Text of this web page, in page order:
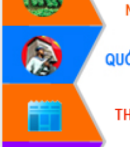
Xây dựng nông thôn mới: Nâng cao đời
sống người dân từ những mô hình thiết
thực
Quyết liệt tháo gỡ vướng mắc, đẩy
nhanh tiến độ các dự án trọng điểm
trong Khu kinh tế Nam Phú Yên
Hòn Yến phát triển du lịch gắn với bảo
Lấy ý kiến điều chỉnh Quy hoạch tỉnh
Đắk Lắk thời kỳ 2021-2030, tầm nhìn
đến năm 2050